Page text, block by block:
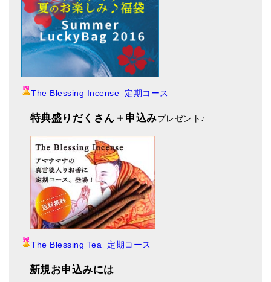
The Blessing Incense 定期コース
特典盛りだくさん＋申込みプレゼント ♪
The Blessing Tea 定期コース
新規お申込みには